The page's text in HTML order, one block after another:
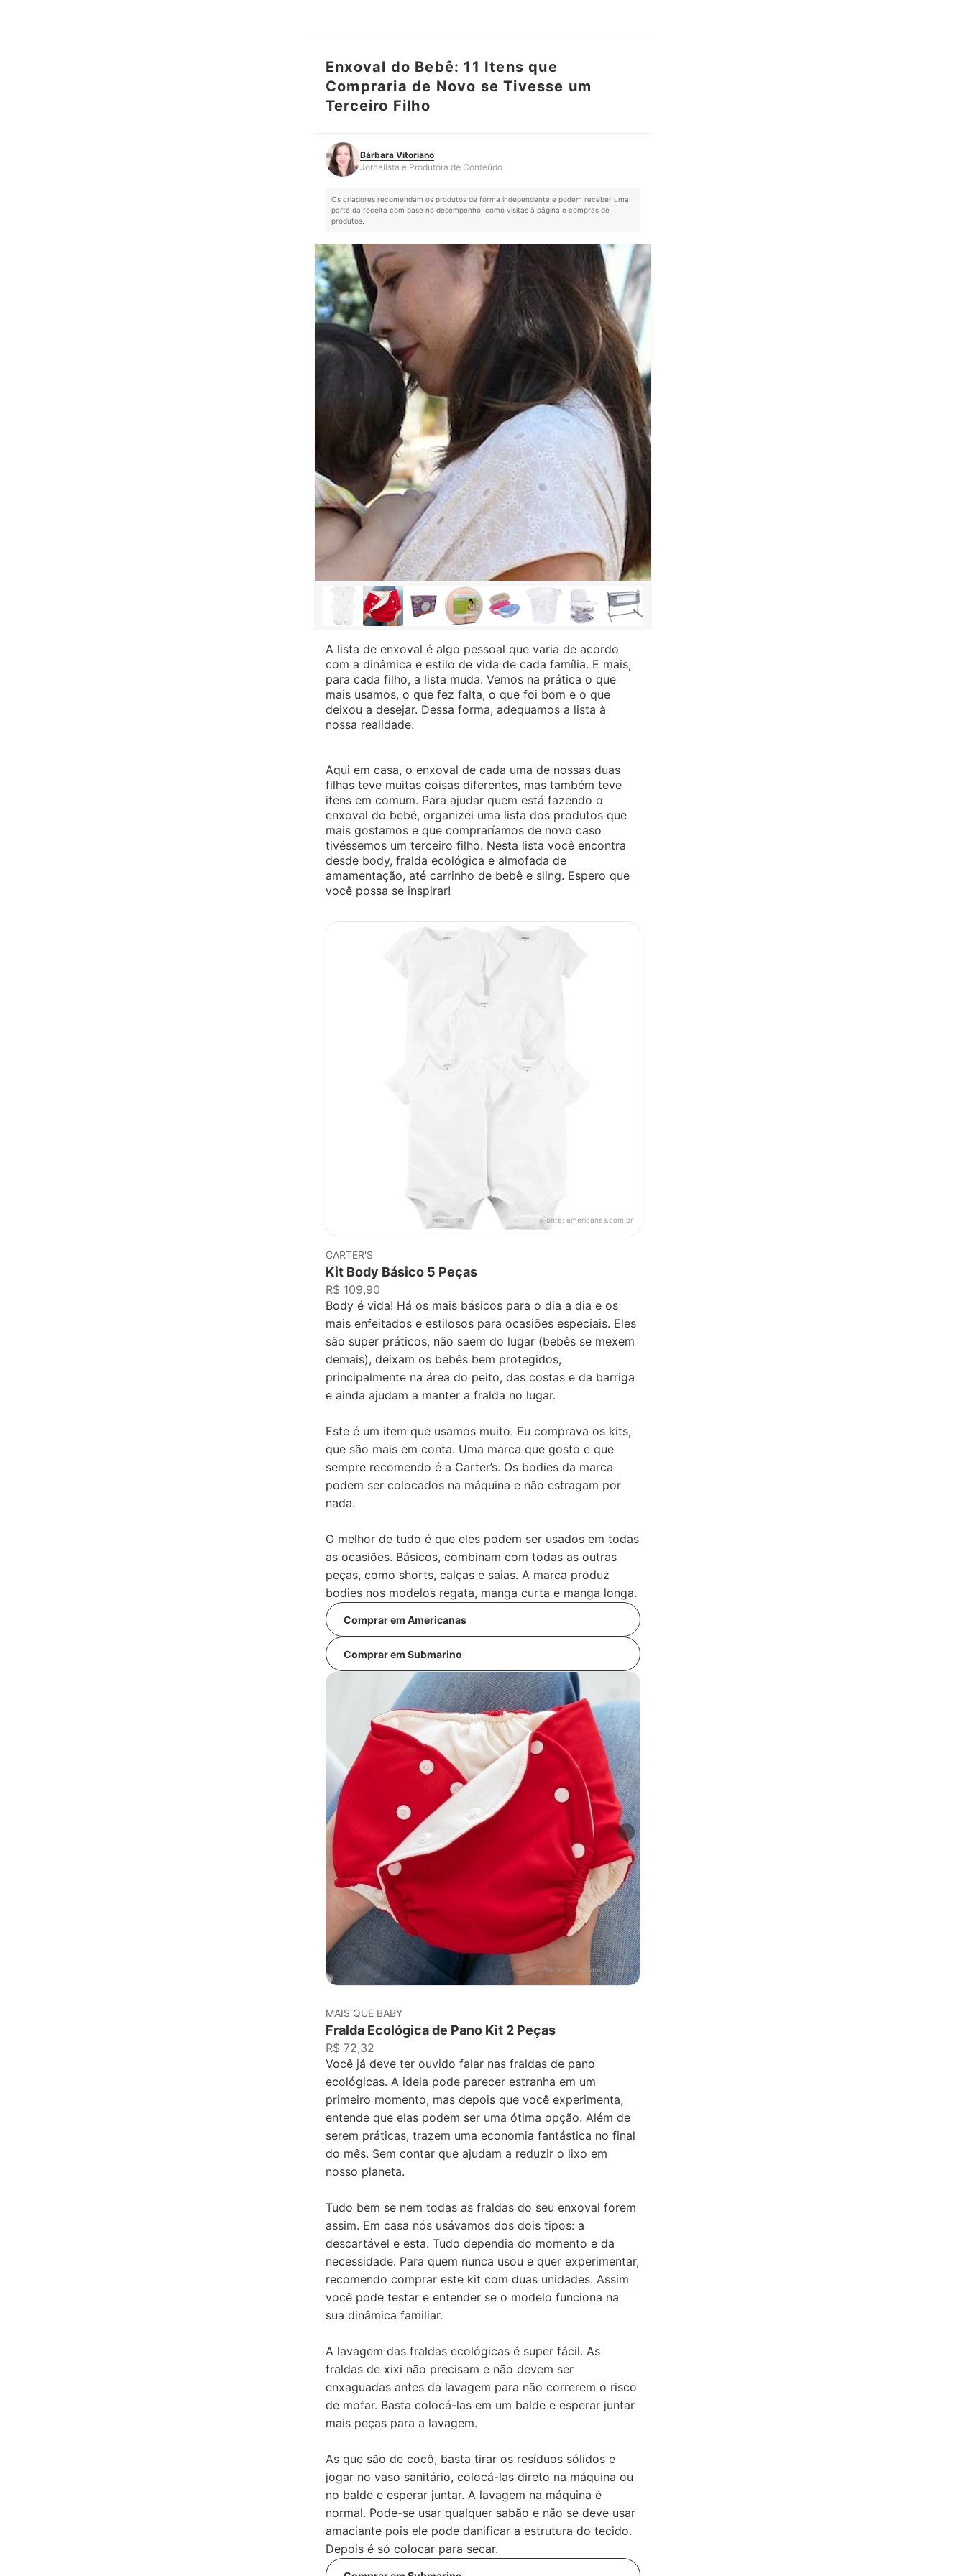
Bárbara Vitoriano
Enxoval do Bebê: 11 Itens que
Compraria de Novo se Tivesse um
Terceiro Filho
Bárbara Vitoriano
Jornalista e Produtora de Conteúdo
Os criadores recomendam os produtos de forma independente e podem receber uma
parte da receita com base no desempenho, como visitas à página e compras de
produtos.
A lista de enxoval é algo pessoal que varia de acordo
com a dinâmica e estilo de vida de cada família. E mais,
para cada filho, a lista muda. Vemos na prática o que
mais usamos, o que fez falta, o que foi bom e o que
deixou a desejar. Dessa forma, adequamos a lista à
nossa realidade.
Aqui em casa, o enxoval de cada uma de nossas duas
filhas teve muitas coisas diferentes, mas também teve
itens em comum. Para ajudar quem está fazendo o
enxoval do bebê, organizei uma lista dos produtos que
mais gostamos e que compraríamos de novo caso
tivéssemos um terceiro filho. Nesta lista você encontra
desde body, fralda ecológica e almofada de
amamentação, até carrinho de bebê e sling. Espero que
você possa se inspirar!
Fonte: americanas.com.br
CARTER'S
Kit Body Básico 5 Peças
R$ 109,90
Body é vida! Há os mais básicos para o dia a dia e os
mais enfeitados e estilosos para ocasiões especiais. Eles
são super práticos, não saem do lugar (bebês se mexem
demais), deixam os bebês bem protegidos,
principalmente na área do peito, das costas e da barriga
e ainda ajudam a manter a fralda no lugar.
Este é um item que usamos muito. Eu comprava os kits,
que são mais em conta. Uma marca que gosto e que
sempre recomendo é a Carter’s. Os bodies da marca
podem ser colocados na máquina e não estragam por
nada.
O melhor de tudo é que eles podem ser usados em todas
as ocasiões. Básicos, combinam com todas as outras
peças, como shorts, calças e saias. A marca produz
bodies nos modelos regata, manga curta e manga longa.
Comprar em Americanas
Comprar em Submarino
Fonte: americanas.com.br
MAIS QUE BABY
Fralda Ecológica de Pano Kit 2 Peças
R$ 72,32
Você já deve ter ouvido falar nas fraldas de pano
ecológicas. A ideia pode parecer estranha em um
primeiro momento, mas depois que você experimenta,
entende que elas podem ser uma ótima opção. Além de
serem práticas, trazem uma economia fantástica no final
do mês. Sem contar que ajudam a reduzir o lixo em
nosso planeta.
Tudo bem se nem todas as fraldas do seu enxoval forem
assim. Em casa nós usávamos dos dois tipos: a
descartável e esta. Tudo dependia do momento e da
necessidade. Para quem nunca usou e quer experimentar,
recomendo comprar este kit com duas unidades. Assim
você pode testar e entender se o modelo funciona na
sua dinâmica familiar.
A lavagem das fraldas ecológicas é super fácil. As
fraldas de xixi não precisam e não devem ser
enxaguadas antes da lavagem para não correrem o risco
de mofar. Basta colocá-las em um balde e esperar juntar
mais peças para a lavagem.
As que são de cocô, basta tirar os resíduos sólidos e
jogar no vaso sanitário, colocá-las direto na máquina ou
no balde e esperar juntar. A lavagem na máquina é
normal. Pode-se usar qualquer sabão e não se deve usar
amaciante pois ele pode danificar a estrutura do tecido.
Depois é só colocar para secar.